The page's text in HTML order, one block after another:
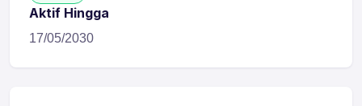
Aktif Hingga
17/05/2030